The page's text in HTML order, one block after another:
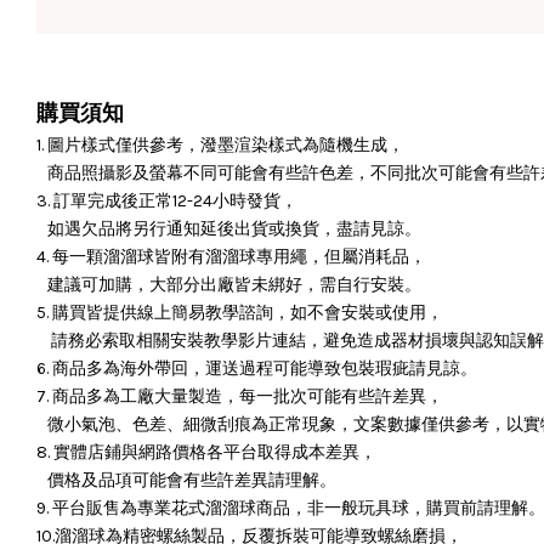
購買須知
1. 圖片樣式僅供參考，潑墨渲染樣式為隨機生成，
商品照攝影及螢幕不同可能會有些許色差，不同批次可能會有些許
3. 訂單完成後正常12-24小時發貨，
如遇欠品將另行通知延後出貨或換貨，盡請見諒。
4. 每一顆溜溜球皆附有溜溜球專用繩，但屬消耗品，
建議可加購，大部分出廠皆未綁好，需自行安裝。
5. 購買皆提供線上簡易教學諮詢，如不會安裝或使用，
請務必索取相關安裝教學影片連結，避免造成器材損壞與認知誤解
6. 商品多為海外帶回，運送過程可能導致包裝瑕疵請見諒。
7. 商品多為工廠大量製造，每一批次可能有些許差異，
微小氣泡、色差、細微刮痕為正常現象，文案數據僅供參考，以實
8. 實體店鋪與網路價格各平台取得成本差異，
價格及品項可能會有些許差異請理解。
9. 平台販售為專業花式溜溜球商品，非一般玩具球，購買前請理解。
10.溜溜球為精密螺絲製品，反覆拆裝可能導致螺絲磨損，